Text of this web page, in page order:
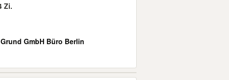
Zi.
GmbH Büro Berlin